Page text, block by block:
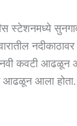
स्टेशनमध्ये सुनगाव
कवटी आढळून
आढळून आला